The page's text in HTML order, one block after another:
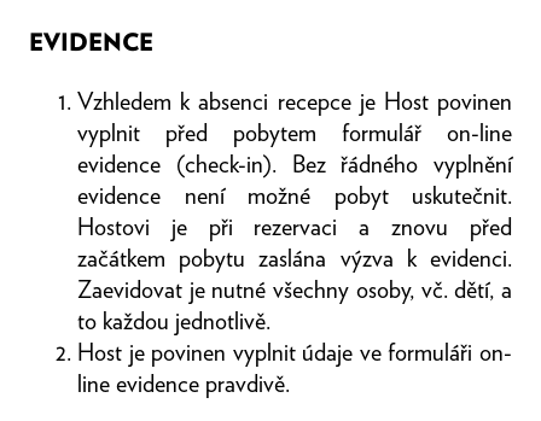
EVIDENCE
Vzhledem k absenci recepce je Host povinen
vyplnit před pobytem formulář on-line
evidence (check-in). Bez řádného vyplnění
evidence není možné pobyt uskutečnit.
Hostovi je při rezervaci a znovu před
začátkem pobytu zaslána výzva k evidenci.
Zaevidovat je nutné všechny osoby, vč. dětí, a
to každou jednotlivě.
Host je povinen vyplnit údaje ve formuláři on-
line evidence pravdivě.